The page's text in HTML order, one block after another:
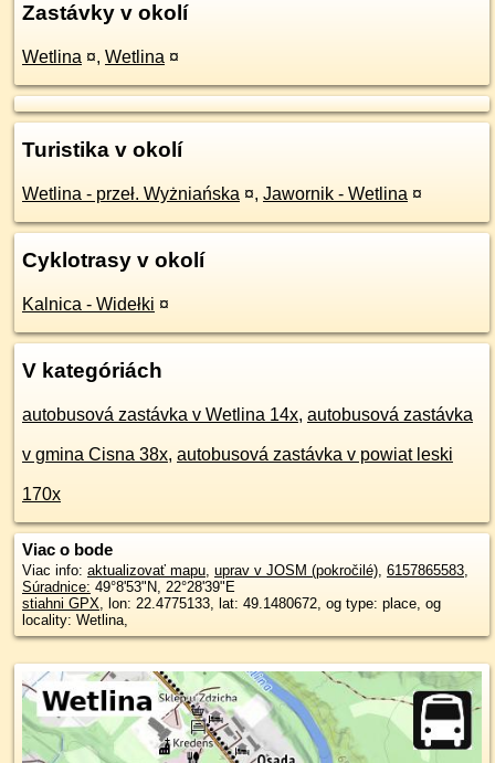
Zastávky v okolí
Wetlina ¤, Wetlina ¤
Turistika v okolí
Wetlina - przeł. Wyżniańska ¤, Jawornik - Wetlina ¤
Cyklotrasy v okolí
Kalnica - Widełki ¤
V kategóriách
autobusová zastávka v Wetlina 14x, autobusová zastávka
v gmina Cisna 38x, autobusová zastávka v powiat leski
170x
Viac o bode
Viac info: aktualizovať mapu, uprav v JOSM (pokročilé), 6157865583,
Súradnice: 49°8'53"N, 22°28'39"E
stiahni GPX, lon: 22.4775133, lat: 49.1480672, og type: place, og
locality: Wetlina,